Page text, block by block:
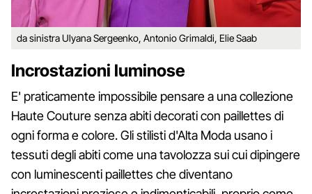
da sinistra Ulyana Sergeenko, Antonio Grimaldi, Elie Saab
Incrostazioni luminose
E' praticamente impossibile pensare a una collezione
Haute Couture senza abiti decorati con paillettes di
ogni forma e colore. Gli stilisti d'Alta Moda usano i
tessuti degli abiti come una tavolozza sui cui dipingere
con luminescenti paillettes che diventano